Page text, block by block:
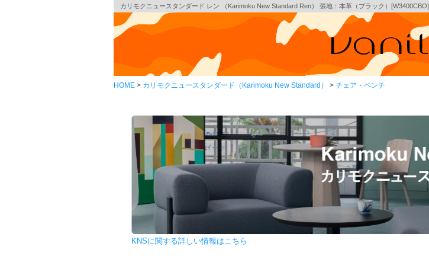
カリモクニュースタンダード レン （Karimoku New Standard Ren） 張地：本革（ブラック）[W3400CBO]
HOME カリモクニュースタンダード（Karimoku New Standard） チェア・ベンチ
KNSに関する詳しい情報はこちら